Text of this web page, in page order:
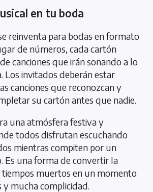
en tu boda
reinventa para bodas en formato
de números, cada cartón
canciones que irán sonando a lo
Los invitados deberán estar
canciones que reconozcan y
su cartón antes que nadie.
una atmósfera festiva y
todos disfrutan escuchando
mientras compiten por un
Es una forma de convertir la
tiempos muertos en un momento
y mucha complicidad.